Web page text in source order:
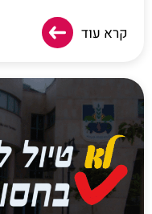
קרא עוד